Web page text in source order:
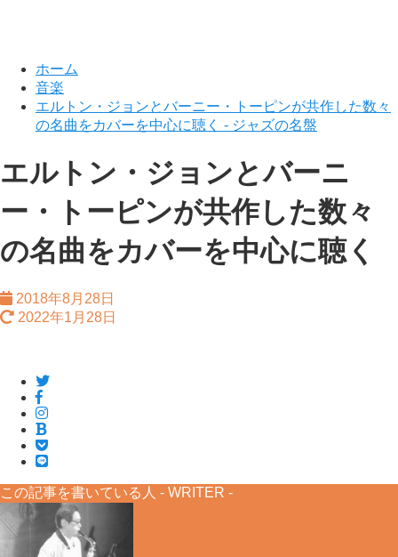
ホーム
音楽
エルトン・ジョンとバーニー・トーピンが共作した数々
の名曲をカバーを中心に聴く - ジャズの名盤
エルトン・ジョンとバーニ
ー・トーピンが共作した数々
の名曲をカバーを中心に聴く
2018年8月28日
2022年1月28日
この記事を書いている人 - WRITER -